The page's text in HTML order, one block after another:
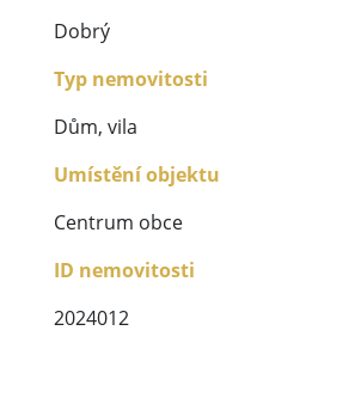
Dobrý
Typ nemovitosti
Dům, vila
Umístění objektu
Centrum obce
ID nemovitosti
2024012